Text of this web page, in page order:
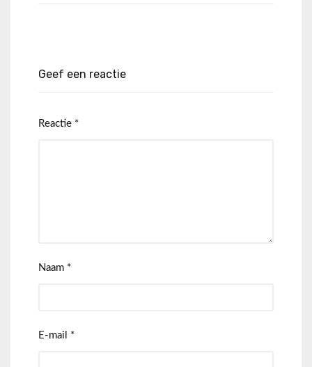
Geef een reactie
Reactie *
Naam *
E-mail *